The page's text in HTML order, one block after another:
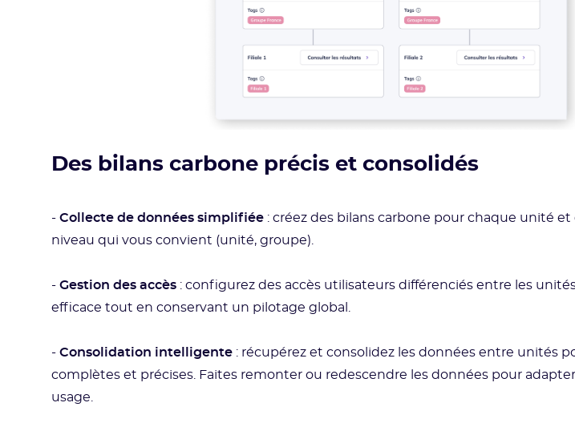
Des bilans carbone précis et consolidés
- Collecte de données simplifiée : créez des bilans carbone pour chaque unité
niveau qui vous convient (unité, groupe).
- Gestion des accès : configurez des accès utilisateurs différenciés entre les
efficace tout en conservant un pilotage global.
- Consolidation intelligente : récupérez et consolidez les données entre unités
complètes et précises. Faites remonter ou redescendre les données pour
usage.